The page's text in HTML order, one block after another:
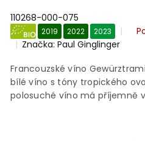
110268-000-075
BIO
2019 2022 2023
je
z
5
Značka:Paul Ginglinger
Francouzské víno
bílé víno s tóny tropického
polosuché víno má příjemně